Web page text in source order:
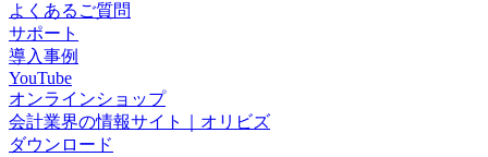
よくあるご質問
サポート
導入事例
YouTube
オンラインショップ
会計業界の情報サイト｜オリビズ
ダウンロード